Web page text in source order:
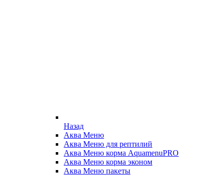
Назад
Аква Меню
Аква Меню для рептилий
Аква Меню корма AquamenuPRO
Аква Меню корма эконом
Аква Меню пакеты